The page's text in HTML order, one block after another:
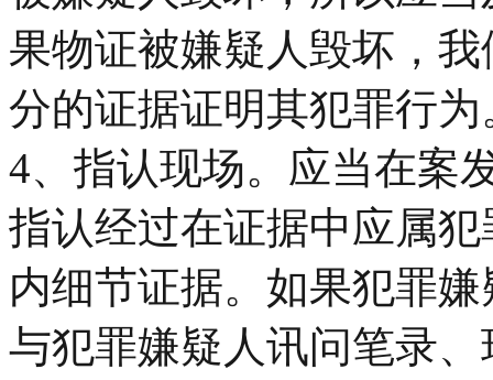
果物证被嫌疑人毁坏，
分的证据证明其犯罪行为
4、指认现场。应当在案
指认经过在证据中应属
内细节证据。如果犯罪
与犯罪嫌疑人讯问笔录